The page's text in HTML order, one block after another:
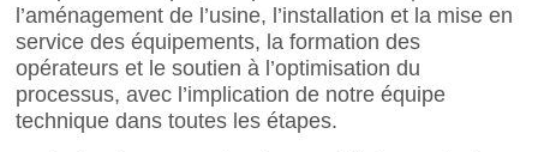
l’aménagement de l’usine, l’installation et la mise en
service des équipements, la formation des
opérateurs et le soutien à l’optimisation du
processus, avec l’implication de notre équipe
technique dans toutes les étapes.